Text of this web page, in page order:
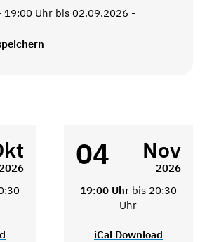
19:00 Uhr bis 02.09.2026 -
2026
04 Nov
2026
19:00 Uhr bis 20:30
Uhr
iCal Download